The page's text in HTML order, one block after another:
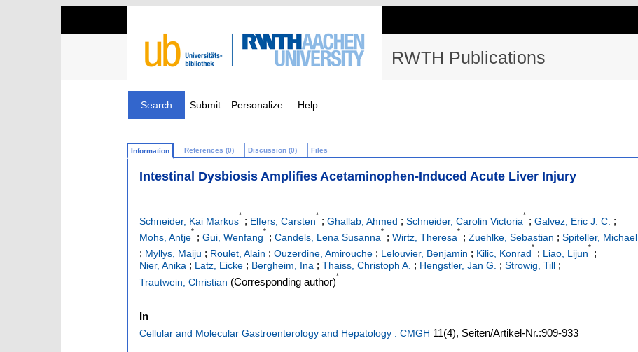
RWTH Publications
Search Submit Personalize Help
Information References (0) Discussion (0) Files
Intestinal Dysbiosis Amplifies Acetaminophen-Induced Acute Liver Injury
Schneider, Kai Markus
*
; Elfers, Carsten
*
; Ghallab, Ahmed ; Schneider, Carolin Victoria
*
; Galvez, Eric J. C. ;
Mohs, Antje
*
; Gui, Wenfang
*
; Candels, Lena Susanna
*
; Wirtz, Theresa
*
; Zuehlke, Sebastian ; Spiteller, Michael
; Myllys, Maiju ; Roulet, Alain ; Ouzerdine, Amirouche ; Lelouvier, Benjamin ; Kilic, Konrad
*
; Liao, Lijun
*
;
Nier, Anika ; Latz, Eicke ; Bergheim, Ina ; Thaiss, Christoph A. ; Hengstler, Jan G. ; Strowig, Till ;
Trautwein, Christian (Corresponding author)
*
In
Cellular and Molecular Gastroenterology and Hepatology : CMGH 11(4), Seiten/Artikel-Nr.:909-933